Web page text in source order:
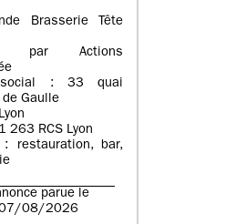
Brasserie Tête
par Actions
social : 33 quai
Gaulle
263 RCS Lyon
: restauration, bar,
parue le
08/2026